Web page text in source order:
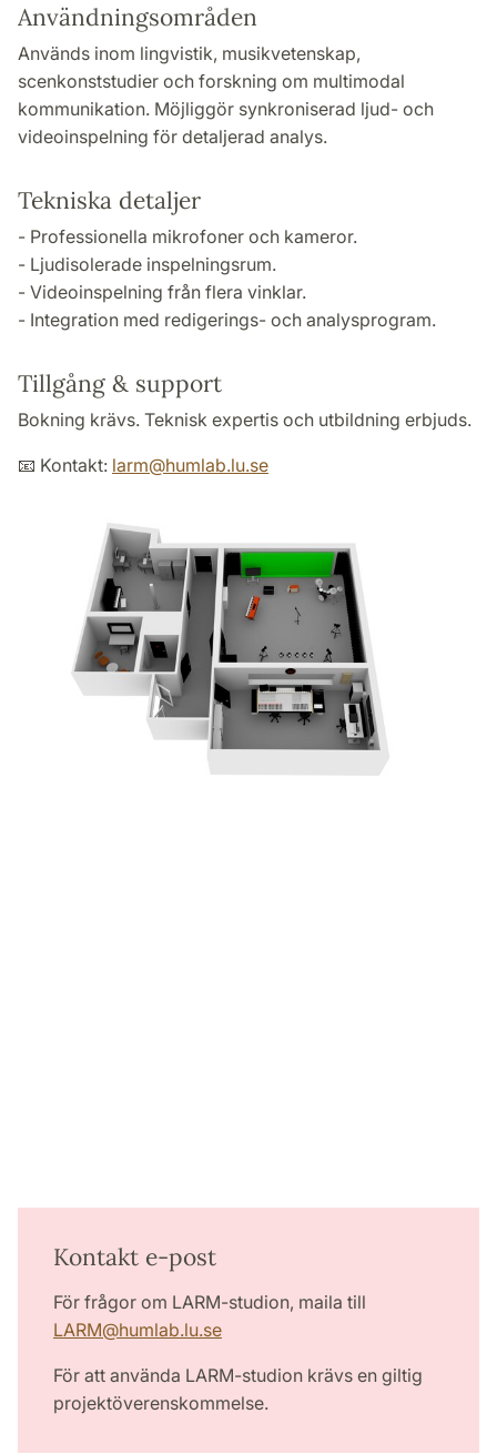
Användningsområden
Används inom lingvistik, musikvetenskap,
scenkonststudier och forskning om multimodal
kommunikation. Möjliggör synkroniserad ljud- och
videoinspelning för detaljerad analys.
Tekniska detaljer
- Professionella mikrofoner och kameror.
- Ljudisolerade inspelningsrum.
- Videoinspelning från flera vinklar.
- Integration med redigerings- och analysprogram.
Tillgång & support
Bokning krävs. Teknisk expertis och utbildning erbjuds.
📧 Kontakt: larm@humlab.lu.se
Kontakt e-post
För frågor om LARM-studion, maila till
LARM@humlab.lu.se
För att använda LARM-studion krävs en giltig
projektöverenskommelse.